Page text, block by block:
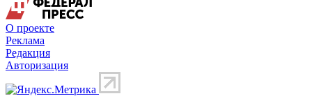
О проекте
Реклама
Редакция
Авторизация